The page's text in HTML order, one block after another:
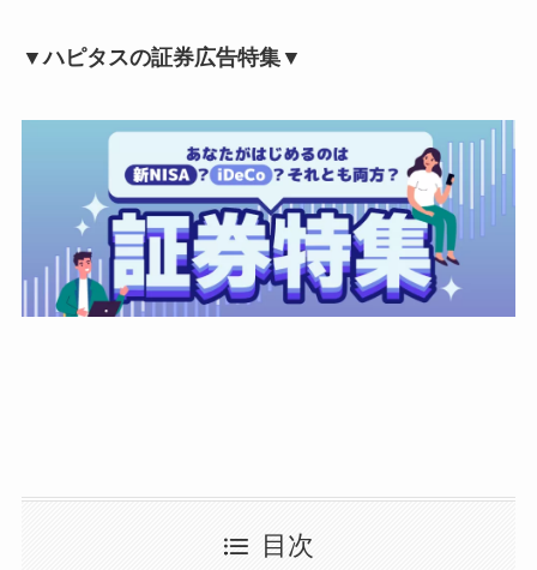
▼ハピタスの証券広告特集▼
目次